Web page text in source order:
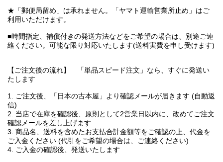
★「郵便局留め」は承れません。「ヤマト運輸営業所止め」はご
利用いただけます。
■時間指定、補償付きの発送方法などをご希望の場合は、別途ご連
絡ください。可能な限り対応いたします(送料実費を申し受けます)
【ご注文後の流れ】 「単品スピード注文」なら、すぐに発送い
たします
1. ご注文後、「日本の古本屋」より確認メールが届きます (自動返
信)
2. 当店で在庫を確認後、原則として2営業日以内に、改めてご注文
確認メールを差し上げます
3. 商品名、送料を含めたお支払合計金額等をご確認の上、代金を
ご入金ください (代引をご希望の場合は、ご連絡ください)
4. ご入金の確認後、発送いたします